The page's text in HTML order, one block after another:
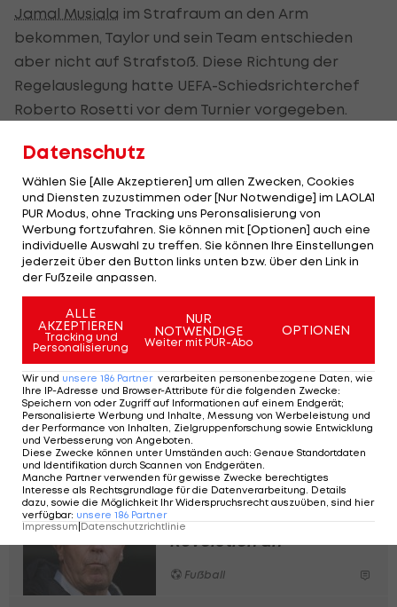
Jamal Musiala im Strafraum an den Arm
bekommen, Taylor und sein Team entschieden
aber nicht auf Strafstoß. Diese Richtung der
Regelauslegung hatte UEFA-Schiedsrichterchef
Roberto Rosetti vor dem Turnier vorgegeben.
Die genialsten Fan-Bilder der EURO 2024
SLIDESHOW
STARTEN
Diskussion um
Handregel! Müller: "Ein
verzwicktes Luder"
Fußball
Nach Elfer-Diskussion:
Vogts regt VAR-
Revolution an
Fußball
Datenschutz
Wählen Sie [Alle Akzeptieren] um allen Zwecken, Cookies
und Diensten zuzustimmen oder [Nur Notwendige] im LAOLA1
PUR Modus, ohne Tracking uns Peronsalisierung von
Werbung fortzufahren. Sie können mit [Optionen] auch eine
individuelle Auswahl zu treffen. Sie können Ihre Einstellungen
jederzeit über den Button links unten bzw. über den Link in
der Fußzeile anpassen.
ALLE
AKZEPTIEREN
Tracking und
Personalisierung
NUR
NOTWENDIGE
Weiter mit PUR-Abo
OPTIONEN
Wir und unsere 186 Partner verarbeiten personenbezogene Daten, wie
Ihre IP-Adresse und Browser-Attribute für die folgenden Zwecke:
Speichern von oder Zugriff auf Informationen auf einem Endgerät;
Personalisierte Werbung und Inhalte, Messung von Werbeleistung und
der Performance von Inhalten, Zielgruppenforschung sowie Entwicklung
und Verbesserung von Angeboten.
Diese Zwecke können unter Umständen auch: Genaue Standortdaten
und Identifikation durch Scannen von Endgeräten.
Manche Partner verwenden für gewisse Zwecke berechtigtes
Interesse als Rechtsgrundlage für die Datenverarbeitung. Details
dazu, sowie die Möglichkeit Ihr Widerspruchsrecht auszuüben, sind hier
verfügbar: unsere 186 Partner
Impressum Datenschutzrichtlinie